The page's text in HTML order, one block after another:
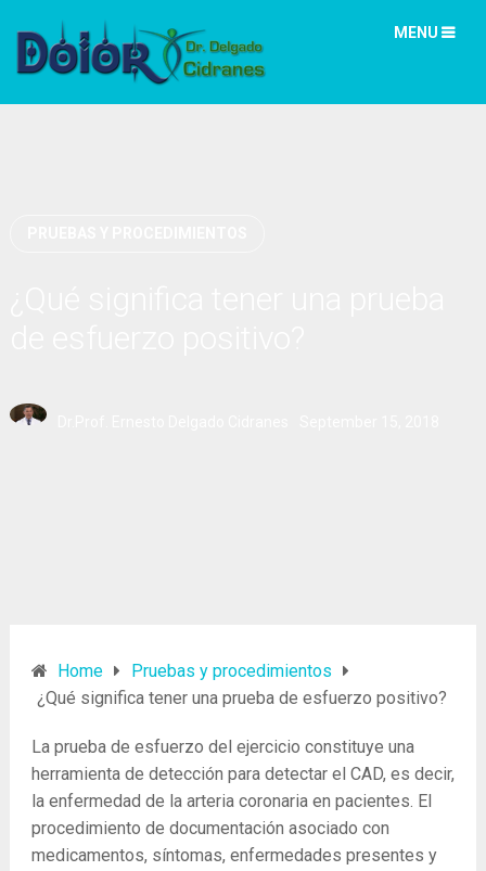
MENU
Home
Pruebas y procedimientos
¿Qué significa tener una prueba de esfuerzo positivo?
La prueba de esfuerzo del ejercicio constituye una
herramienta de detección para detectar el CAD, es decir,
la enfermedad de la arteria coronaria en pacientes. El
procedimiento de documentación asociado con
medicamentos, síntomas, enfermedades presentes y